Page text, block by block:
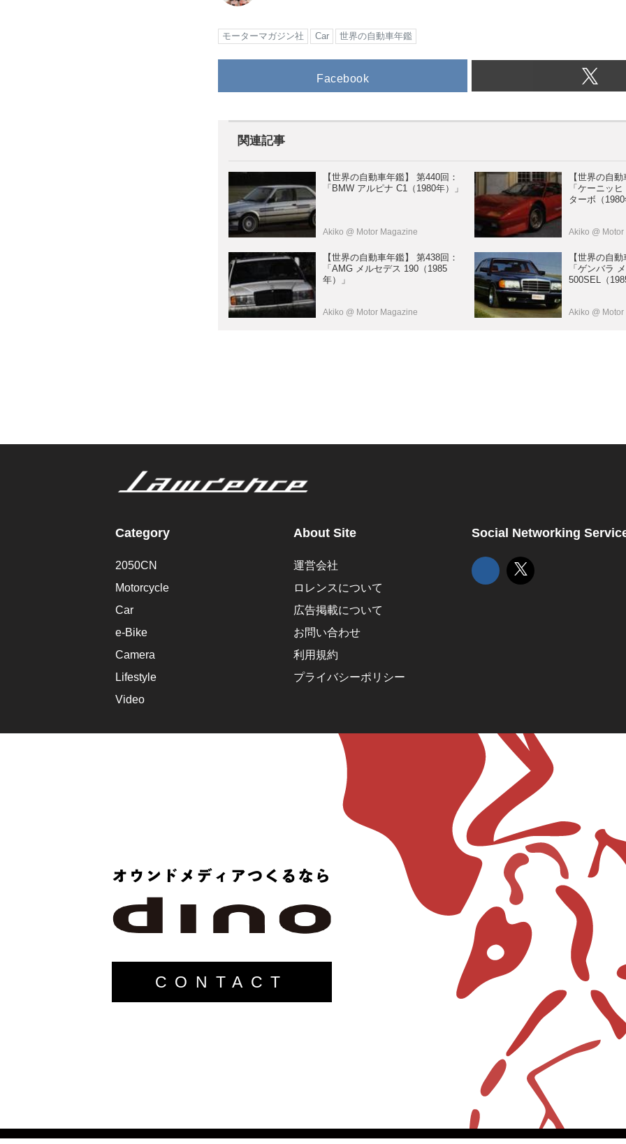
モーターマガジン社 Car 世界の自動車年鑑
Facebook
関連記事
【世界の自動車年鑑】 第440回：
「BMW アルピナ C1（1980年）」
Akiko @ Motor Magazine
【世界の自
「ケーニッ
ターボ（
Akiko @
【世界の自動車年鑑】 第438回：
「AMG メルセデス 190（1985
年）」
Akiko @ Motor Magazine
【世界の自
「ゲンバラ
500SEL（
Akiko @
Category
2050CN
Motorcycle
Car
e-Bike
Camera
Lifestyle
Video
About Site
運営会社
ロレンスについて
広告掲載について
お問い合わせ
利用規約
プライバシーポリシー
Social Networking
CONTACT